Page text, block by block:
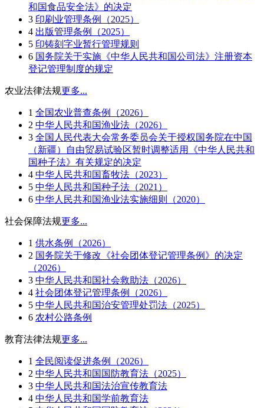
和国食品安全法》的决定
3 印刷业管理条例（2025）
4 出版管理条例（2025）
5 印铸刻字业暂行管理规则
6 国务院关于实施《中华人民共和国公司法》注册资本
登记管理制度的规定
农业法律法规更多...
1 全国农业普查条例（2026）
2 中华人民共和国渔业法（2026）
3 全国人民代表大会常务委员会关于授权国务院在中国
（新疆）自由贸易试验区暂时调整适用《中华人民共和
国种子法》有关规定的决定
4 中华人民共和国畜牧法（2023）
5 中华人民共和国种子法（2021）
6 中华人民共和国渔业法实施细则（2020）
社会保障法规更多...
1 供水条例（2026）
2 国务院关于修改《社会团体登记管理条例》的决定
（2026）
3 中华人民共和国社会救助法（2026）
4 社会团体登记管理条例（2026）
5 中华人民共和国治安管理处罚法（2025）
6 农村公路条例
教育法律法规更多...
1 全民阅读促进条例（2026）
2 中华人民共和国国防教育法（2025）
3 中华人民共和国法治宣传教育法
4 中华人民共和国学前教育法